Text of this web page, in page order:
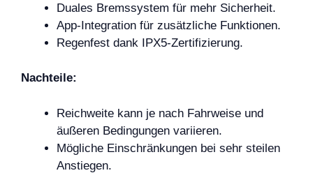
Duales Bremssystem für mehr Sicherheit.
App-Integration für zusätzliche Funktionen.
Regenfest dank IPX5-Zertifizierung.
Nachteile:
Reichweite kann je nach Fahrweise und
äußeren Bedingungen variieren.
Mögliche Einschränkungen bei sehr steilen
Anstiegen.